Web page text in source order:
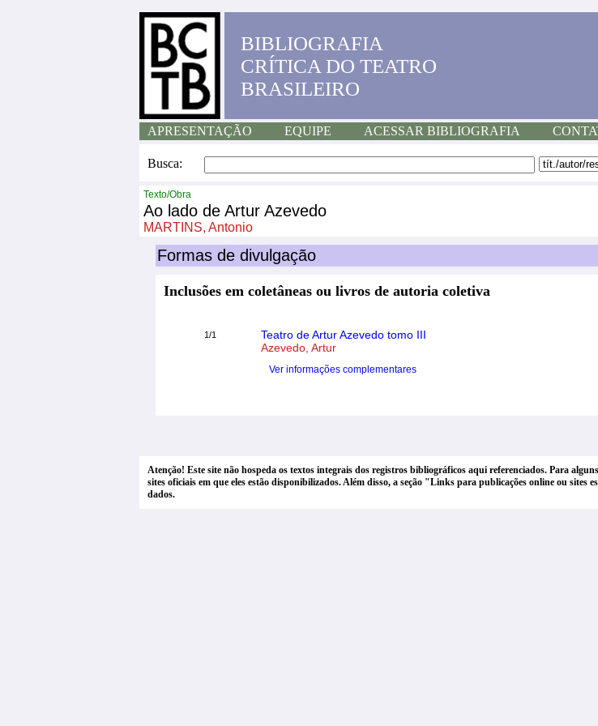
BIBLIOGRAFIA
CRÍTICA DO TEATRO
BRASILEIRO
APRESENTAÇÃO EQUIPE ACESSAR BIBLIOGRAFIA
Busca:
Texto/Obra
Ao lado de Artur Azevedo
MARTINS, Antonio
Formas de divulgação
Inclusões em coletâneas ou livros de autoria coletiva
1/1
Teatro de Artur Azevedo tomo III
Azevedo, Artur
Ver informações complementares
Atenção! Este site não hospeda os textos integrais dos registros bibliográficos aqui referenciados. Para
sites oficiais em que eles estão disponibilizados. Além disso, a seção "Links para publicações online ou sites
dados.